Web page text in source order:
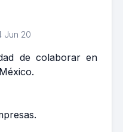
Jun 20
de colaborar en